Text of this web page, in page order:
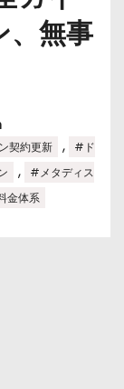
、無事
契約更新 ,
#ド
,
#メタディス
金体系